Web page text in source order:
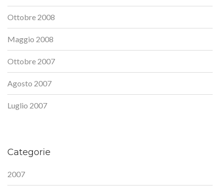
Ottobre 2008
Maggio 2008
Ottobre 2007
Agosto 2007
Luglio 2007
Categorie
2007